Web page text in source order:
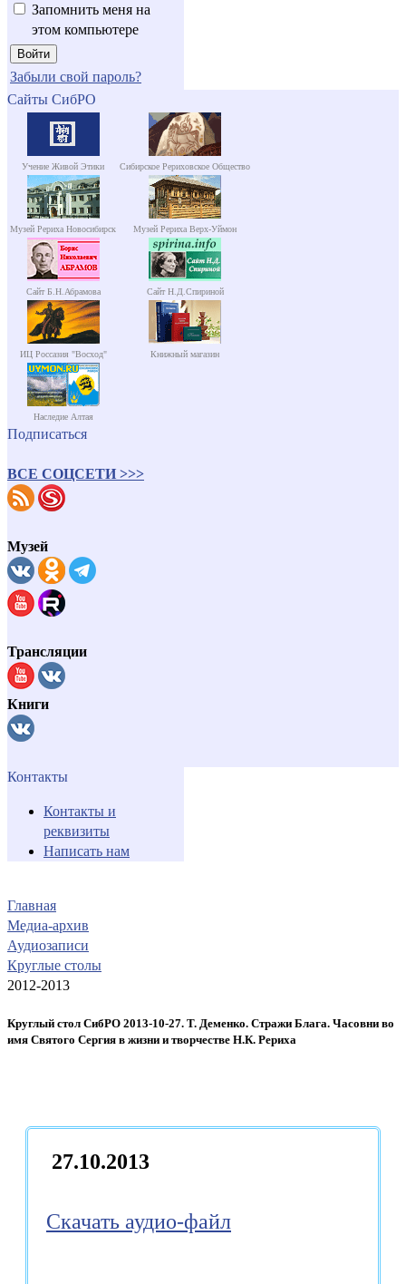
Запомнить меня на
этом компьютере
Забыли свой пароль?
Сайты СибРО
Учение Живой Этики Сибирское Рериховское Общество
Музей Рериха Новосибирск Музей Рериха Верх-Уймон
Сайт Б.Н.Абрамова Сайт Н.Д.Спириной
ИЦ Россазия "Восход" Книжный магазин
Наследие Алтая
Подписаться
ВСЕ СОЦСЕТИ >>>
Музей
Трансляции
Книги
Контакты
Контакты и
реквизиты
Написать нам
Главная
Медиа-архив
Аудиозаписи
Круглые столы
2012-2013
Круглый стол СибРО 2013-10-27. Т. Деменко. Стражи Блага. Часовни во
имя Святого Сергия в жизни и творчестве Н.К. Рериха
27.10.2013
Скачать аудио-файл